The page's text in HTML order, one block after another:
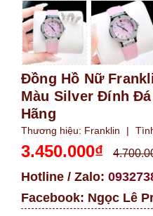
Đồng Hồ Nữ
Màu Silver Đính
Hãng
Thương hiệu: Franklin |
3.450.000₫
Hotline / Zalo:
Facebook: Ngọc Lê